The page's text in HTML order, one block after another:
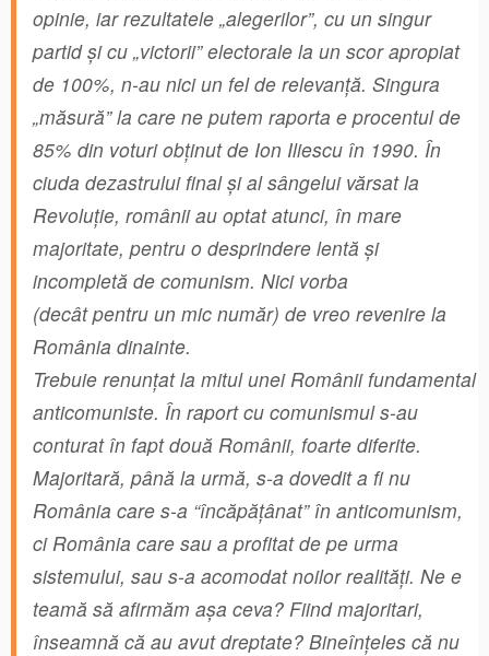
opinie, iar rezultatele „alegerilor”, cu un singur
partid şi cu „victorii” electorale la un scor apropiat
de 100%, n-au nici un fel de relevanţă. Singura
„măsură” la care ne putem raporta e procentul de
85% din voturi obţinut de Ion Iliescu în 1990. În
ciuda dezastrului final şi al sângelui vărsat la
Revoluţie, românii au optat atunci, în mare
majoritate, pentru o desprindere lentă şi
incompletă de comunism. Nici vorba
(decât pentru un mic număr) de vreo revenire la
România dinainte.
Trebuie renunţat la mitul unei Românii fundamental
anticomuniste. În raport cu comunismul s-au
conturat în fapt două Românii, foarte diferite.
Majoritară, până la urmă, s-a dovedit a fi nu
România care s-a “încăpățânat” în anticomunism,
ci România care sau a profitat de pe urma
sistemului, sau s-a acomodat noilor realități. Ne e
teamă să afirmăm așa ceva? Fiind majoritari,
înseamnă că au avut dreptate? Bineînțeles că nu